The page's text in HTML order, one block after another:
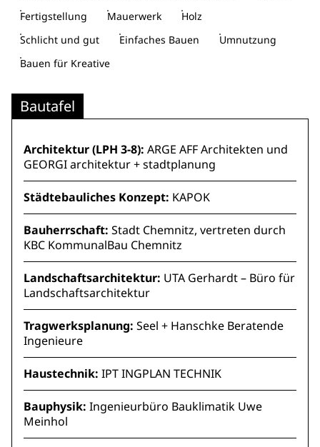
Fertigstellung
Mauerwerk
Holz
Schlicht und gut
Einfaches Bauen
Umnutzung
Bauen für Kreative
Bautafel
Architektur (LPH 3-8): ARGE AFF Architekten und
GEORGI architektur + stadtplanung
Städtebauliches Konzept: KAPOK
Bauherrschaft: Stadt Chemnitz, vertreten durch
KBC KommunalBau Chemnitz
Landschaftsarchitektur: UTA Gerhardt – Büro für
Landschaftsarchitektur
Tragwerksplanung: Seel + Hanschke Beratende
Ingenieure
Haustechnik: IPT INGPLAN TECHNIK
Bauphysik: Ingenieurbüro Bauklimatik Uwe
Meinhol